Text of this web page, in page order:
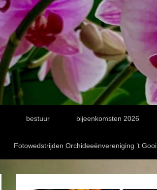
bestuur bijeenkomsten 2026
Fotowedstrijden Orchideeënvereniging ’t Gooi